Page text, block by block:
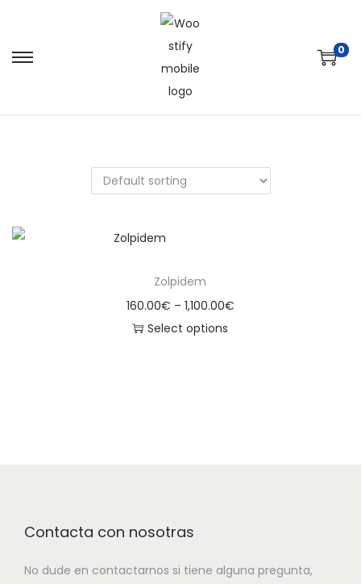
0
Zolpidem
160.00€ – 1,100.00€
Select options
Contacta con nosotras
No dude en contactarnos si tiene alguna pregunta,